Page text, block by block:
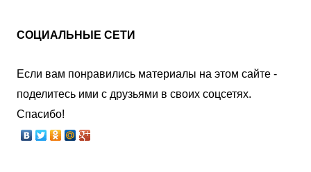
СОЦИАЛЬНЫЕ СЕТИ
Если вам понравились материалы на этом сайте -
поделитесь ими с друзьями в своих соцсетях.
Спасибо!